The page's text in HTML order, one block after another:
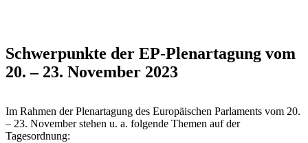
Schwerpunkte der EP-Plenartagung vom
20. – 23. November 2023
Im Rahmen der Plenartagung des Europäischen Parlaments vom 20.
– 23. November stehen u. a. folgende Themen auf der
Tagesordnung: